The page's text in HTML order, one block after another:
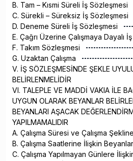
B. Tam – Kısmi Süreli İş Sözleşmesi
C. Sürekli – Süreksiz İş Sözleşmesi
D. Deneme Süreli İş Sözleşmesi
E. Çağrı Üzerine Çalışmaya Dayalı
F. Takım Sözleşmesi
G. Uzaktan Çalışma
V. İŞ SÖZLEŞMESİNDE ŞEKLE
BELİRLENMELİDİR
VI. TALEPLE VE MADDİ VAKIA İLE
UYGUN OLARAK BEYANLAR
BEYANLARI AŞACAK
YAPILMAMALIDIR
A. Çalışma Süresi ve Çalışma
B. Çalışma Saatlerine İlişkin Beyanlar
C. Çalışma Yapılmayan Günlere